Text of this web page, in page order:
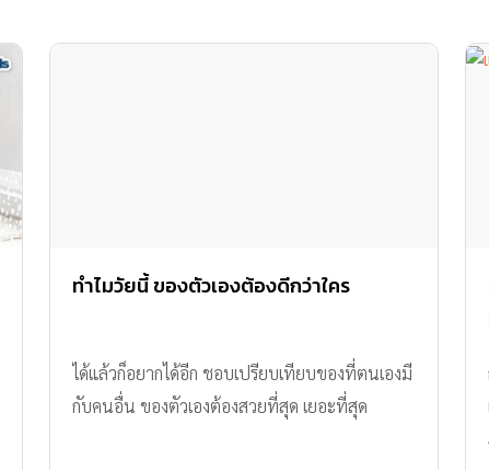
ทำไมวัยนี้ ของตัวเองต้องดีกว่าใคร
ได้แล้วก็อยากได้อีก ชอบเปรียบเทียบของที่ตนเองมี
กับคนอื่น ของตัวเองต้องสวยที่สุด เยอะที่สุด